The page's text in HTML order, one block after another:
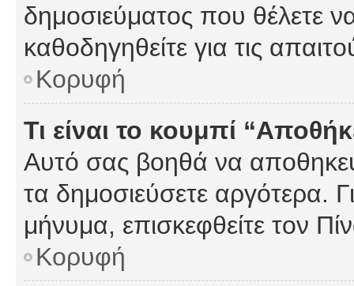
δημοσιεύματος που θέλετε
καθοδηγηθείτε για τις
Κορυφή
Τι είναι το κουμπί
Αυτό σας βοηθά να
τα δημοσιεύσετε αργότερα.
μήνυμα, επισκεφθείτε τον
Κορυφή